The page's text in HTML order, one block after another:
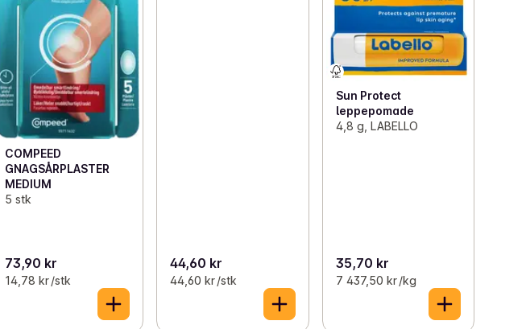
COMPEED
GNAGSÅRPLASTER
MEDIUM
5 stk
73,90 kr
14,78 kr /stk
44,60 kr
44,60 kr /stk
Sun Protect
leppepomade
4,8 g, LABELLO
35,70 kr
7 437,50 kr /kg